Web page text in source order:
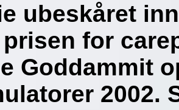
ubeskåret
for
Goddammit
2002.